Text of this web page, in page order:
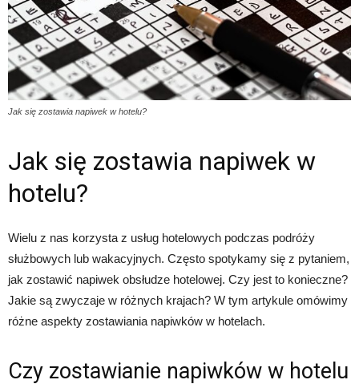
Jak się zostawia napiwek w hotelu?
Jak się zostawia napiwek w
hotelu?
Wielu z nas korzysta z usług hotelowych podczas podróży
służbowych lub wakacyjnych. Często spotykamy się z pytaniem,
jak zostawić napiwek obsłudze hotelowej. Czy jest to konieczne?
Jakie są zwyczaje w różnych krajach? W tym artykule omówimy
różne aspekty zostawiania napiwków w hotelach.
Czy zostawianie napiwków w hotelu